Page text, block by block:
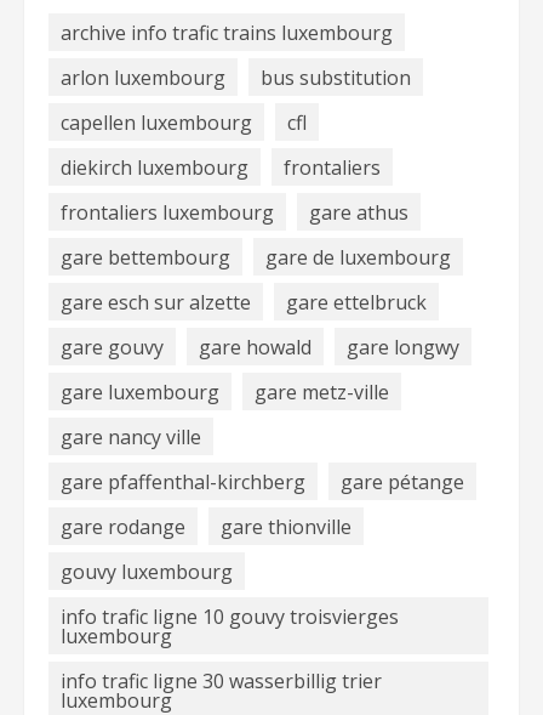
archive info trafic trains luxembourg
arlon luxembourg
bus substitution
capellen luxembourg
cfl
diekirch luxembourg
frontaliers
frontaliers luxembourg
gare athus
gare bettembourg
gare de luxembourg
gare esch sur alzette
gare ettelbruck
gare gouvy
gare howald
gare longwy
gare luxembourg
gare metz-ville
gare nancy ville
gare pfaffenthal-kirchberg
gare pétange
gare rodange
gare thionville
gouvy luxembourg
info trafic ligne 10 gouvy troisvierges
luxembourg
info trafic ligne 30 wasserbillig trier
luxembourg